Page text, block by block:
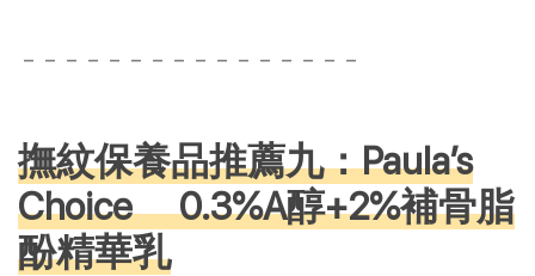
－－－－－－－－－－－－－－－－
撫紋保養品推薦九：Paula’s
Choice 0.3%A醇+2%補骨脂
酚精華乳